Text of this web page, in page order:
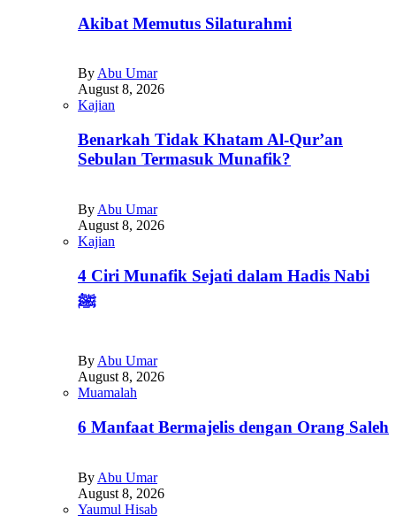
Akibat Memutus Silaturahmi
ByAbu Umar
August 8, 2026
Kajian
Benarkah Tidak Khatam Al-Qur’an
Sebulan Termasuk Munafik?
By Abu Umar
August 8, 2026
Kajian
4 Ciri Munafik Sejati dalam Hadis Nabi
ﷺ
By Abu Umar
August 8, 2026
Muamalah
6 Manfaat Bermajelis dengan Orang Saleh
By Abu Umar
August 8, 2026
Yaumul Hisab